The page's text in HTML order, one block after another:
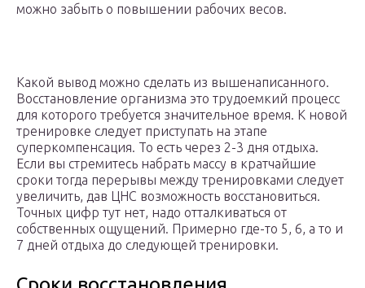
можно забыть о повышении рабочих весов.
Какой вывод можно сделать из вышенаписанного.
Восстановление организма это трудоемкий процесс
для которого требуется значительное время. К новой
тренировке следует приступать на этапе
суперкомпенсация. То есть через 2-3 дня отдыха.
Если вы стремитесь набрать массу в кратчайшие
сроки тогда перерывы между тренировками следует
увеличить, дав ЦНС возможность восстановиться.
Точных цифр тут нет, надо отталкиваться от
собственных ощущений. Примерно где-то 5, 6, а то и
7 дней отдыха до следующей тренировки.